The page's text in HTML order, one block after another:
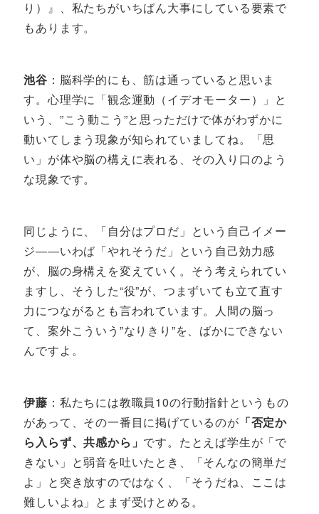
り）』、私たちがいちばん大事にしている要素で
もあります。
池谷 ：脳科学的にも、筋は通っていると思いま
す。心理学に「観念運動（イデオモーター）」と
いう、”こう動こう”と思っただけで体がわずかに
動いてしまう現象が知られていましてね。「思
い」が体や脳の構えに表れる、その入り口のよう
な現象です。
同じように、「自分はプロだ」という自己イメー
ジ――いわば「やれそうだ」という自己効力感
が、脳の身構えを変えていく。そう考えられてい
ますし、そうした“役”が、つまずいても立て直す
力につながるとも言われています。人間の脳っ
て、案外こういう”なりきり”を、ばかにできない
んですよ。
伊藤 ：私たちには教職員10の行動指針というもの
があって、その一番目に掲げているのが 「否定か
ら入らず、共感から」 です。たとえば学生が「で
きない」と弱音を吐いたとき、「そんなの簡単だ
よ」と突き放すのではなく、「そうだね、ここは
難しいよね」とまず受けとめる。